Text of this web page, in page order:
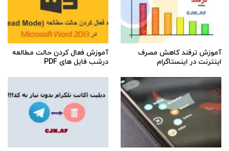
آموزش ترفند کاهش مصرف
اینترنت در اینستاگرام
آموزش فعال کردن حالت مطالعه
درشب فایل های PDF